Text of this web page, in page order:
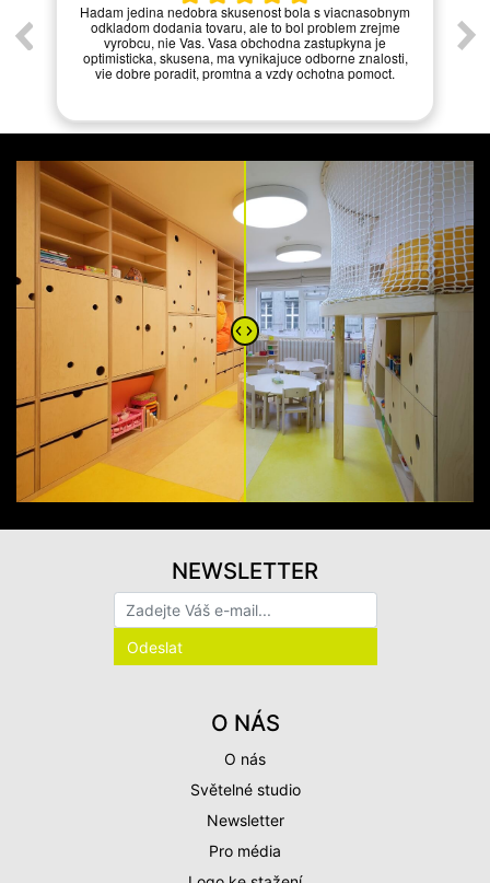
Hadam jedina nedobra skusenost bola s viacnasobnym
odkladom dodania tovaru, ale to bol problem zrejme
vyrobcu, nie Vas. Vasa obchodna zastupkyna je
optimisticka, skusena, ma vynikajuce odborne znalosti,
vie dobre poradit, promtna a vzdy ochotna pomoct.
O NÁS
O nás
Světelné studio
Newsletter
Pro média
NEWSLETTER